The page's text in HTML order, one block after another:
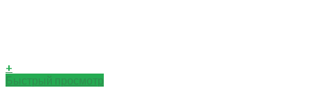
+
Быстрый просмотр